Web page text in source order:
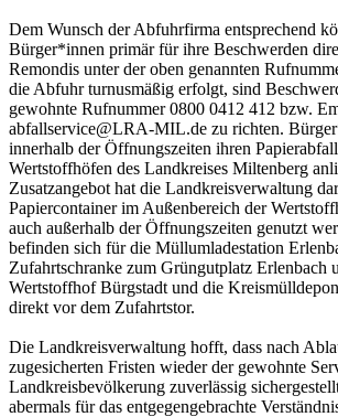
Dem Wunsch der Abfuhrfirma entsprechend
Bürger*innen primär für ihre Beschwerden
Remondis unter der oben genannten
die Abfuhr turnusmäßig erfolgt, sind
gewohnte Rufnummer 0800 0412 412 bzw.
abfallservice@LRA-MIL.de zu richten.
innerhalb der Öffnungszeiten ihren
Wertstoffhöfen des Landkreises Miltenberg
Zusatzangebot hat die Landkreisverwaltung
Papiercontainer im Außenbereich der
auch außerhalb der Öffnungszeiten genutzt
befinden sich für die Müllumladestation
Zufahrtschranke zum Grüngutplatz Erlenbach
Wertstoffhof Bürgstadt und die
direkt vor dem Zufahrtstor.
Die Landkreisverwaltung hofft, dass nach
zugesicherten Fristen wieder der gewohnte
Landkreisbevölkerung zuverlässig
abermals für das entgegengebrachte